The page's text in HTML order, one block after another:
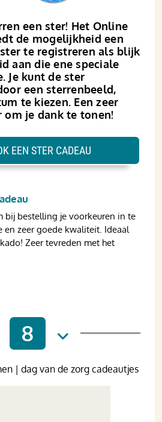
een ster! Het Online
de mogelijkheid een
te registreren als blijk
aan die ene speciale
Je kunt de ster
een sterrenbeeld,
te kiezen. Een zeer
je dank te tonen!
bij bestelling je voorkeuren in te
en zeer goede kwaliteit. Ideaal
Zeer tevreden met het
EEN STER CADEAU
8
| dag van de zorg cadeautjes